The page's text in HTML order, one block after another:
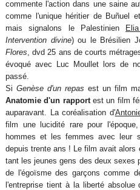
commente l'action dans une saine
comme l'unique héritier de Buñuel
mais signalons le Palestinien
Intervention divine) ou le Brésilien
Flores , dvd 25 ans de courts
évoqué avec Luc Moullet lors de
passé.
Si Genèse d'un repas est un film
Anatomie d'un rapportest un film
auparavant. La coréalisation d'
film une lucidité rare pour
hommes et les femmes avec leur
depuis trente ans ! Le film avait alors
tant les jeunes gens des deux sexes
de l'égoïsme des garçons comme
l'entreprise tient à la liberté